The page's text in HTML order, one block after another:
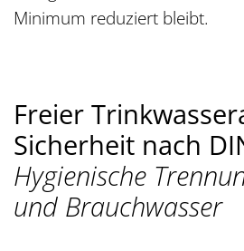
Minimum reduziert bleibt.
Freier
Sicherheit nach
Hygienische
und Brauchwasser